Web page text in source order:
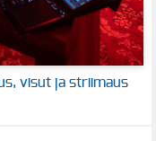
visut ja striimaus